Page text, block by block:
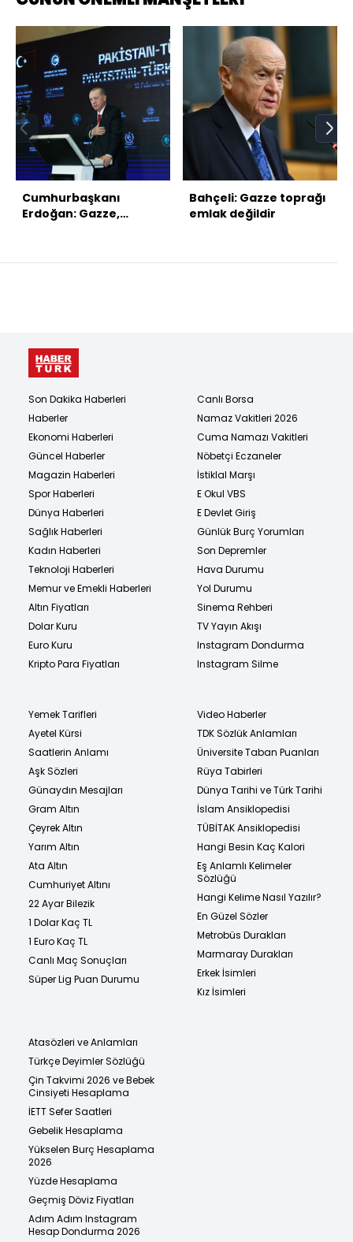
Cumhurbaşkanı
Erdoğan: Gazze,
Bahçeli: Gazze toprağı
emlak değildir
Son Dakika Haberleri
Haberler
Ekonomi Haberleri
Güncel Haberler
Magazin Haberleri
Spor Haberleri
Dünya Haberleri
Sağlık Haberleri
Kadın Haberleri
Teknoloji Haberleri
Memur ve Emekli Haberleri
Altın Fiyatları
Dolar Kuru
Euro Kuru
Kripto Para Fiyatları
Canlı Borsa
Namaz Vakitleri 2026
Cuma Namazı Vakitleri
Nöbetçi Eczaneler
İstiklal Marşı
E Okul VBS
E Devlet Giriş
Günlük Burç Yorumları
Son Depremler
Hava Durumu
Yol Durumu
Sinema Rehberi
TV Yayın Akışı
Instagram Dondurma
Instagram Silme
Yemek Tarifleri
Ayetel Kürsi
Saatlerin Anlamı
Aşk Sözleri
Günaydın Mesajları
Gram Altın
Çeyrek Altın
Yarım Altın
Ata Altın
Cumhuriyet Altını
22 Ayar Bilezik
1 Dolar Kaç TL
1 Euro Kaç TL
Canlı Maç Sonuçları
Süper Lig Puan Durumu
Video Haberler
TDK Sözlük Anlamları
Üniversite Taban Puanları
Rüya Tabirleri
Dünya Tarihi ve Türk Tarihi
İslam Ansiklopedisi
TÜBİTAK Ansiklopedisi
Hangi Besin Kaç Kalori
Eş Anlamlı Kelimeler
Sözlüğü
Hangi Kelime Nasıl Yazılır?
En Güzel Sözler
Metrobüs Durakları
Marmaray Durakları
Erkek İsimleri
Kız İsimleri
Atasözleri ve Anlamları
Türkçe Deyimler Sözlüğü
Çin Takvimi 2026 ve Bebek
Cinsiyeti Hesaplama
İETT Sefer Saatleri
Gebelik Hesaplama
Yükselen Burç Hesaplama
2026
Yüzde Hesaplama
Geçmiş Döviz Fiyatları
Adım Adım Instagram
Hesap Dondurma 2026